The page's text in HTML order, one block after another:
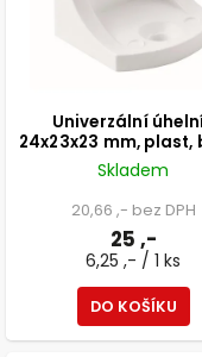
Univerzální
24x23x23 mm, plast,
ks
Skladem
20,66 ,- bez DPH
25 ,-
6,25 ,- / 1 ks
DO KOŠÍKU